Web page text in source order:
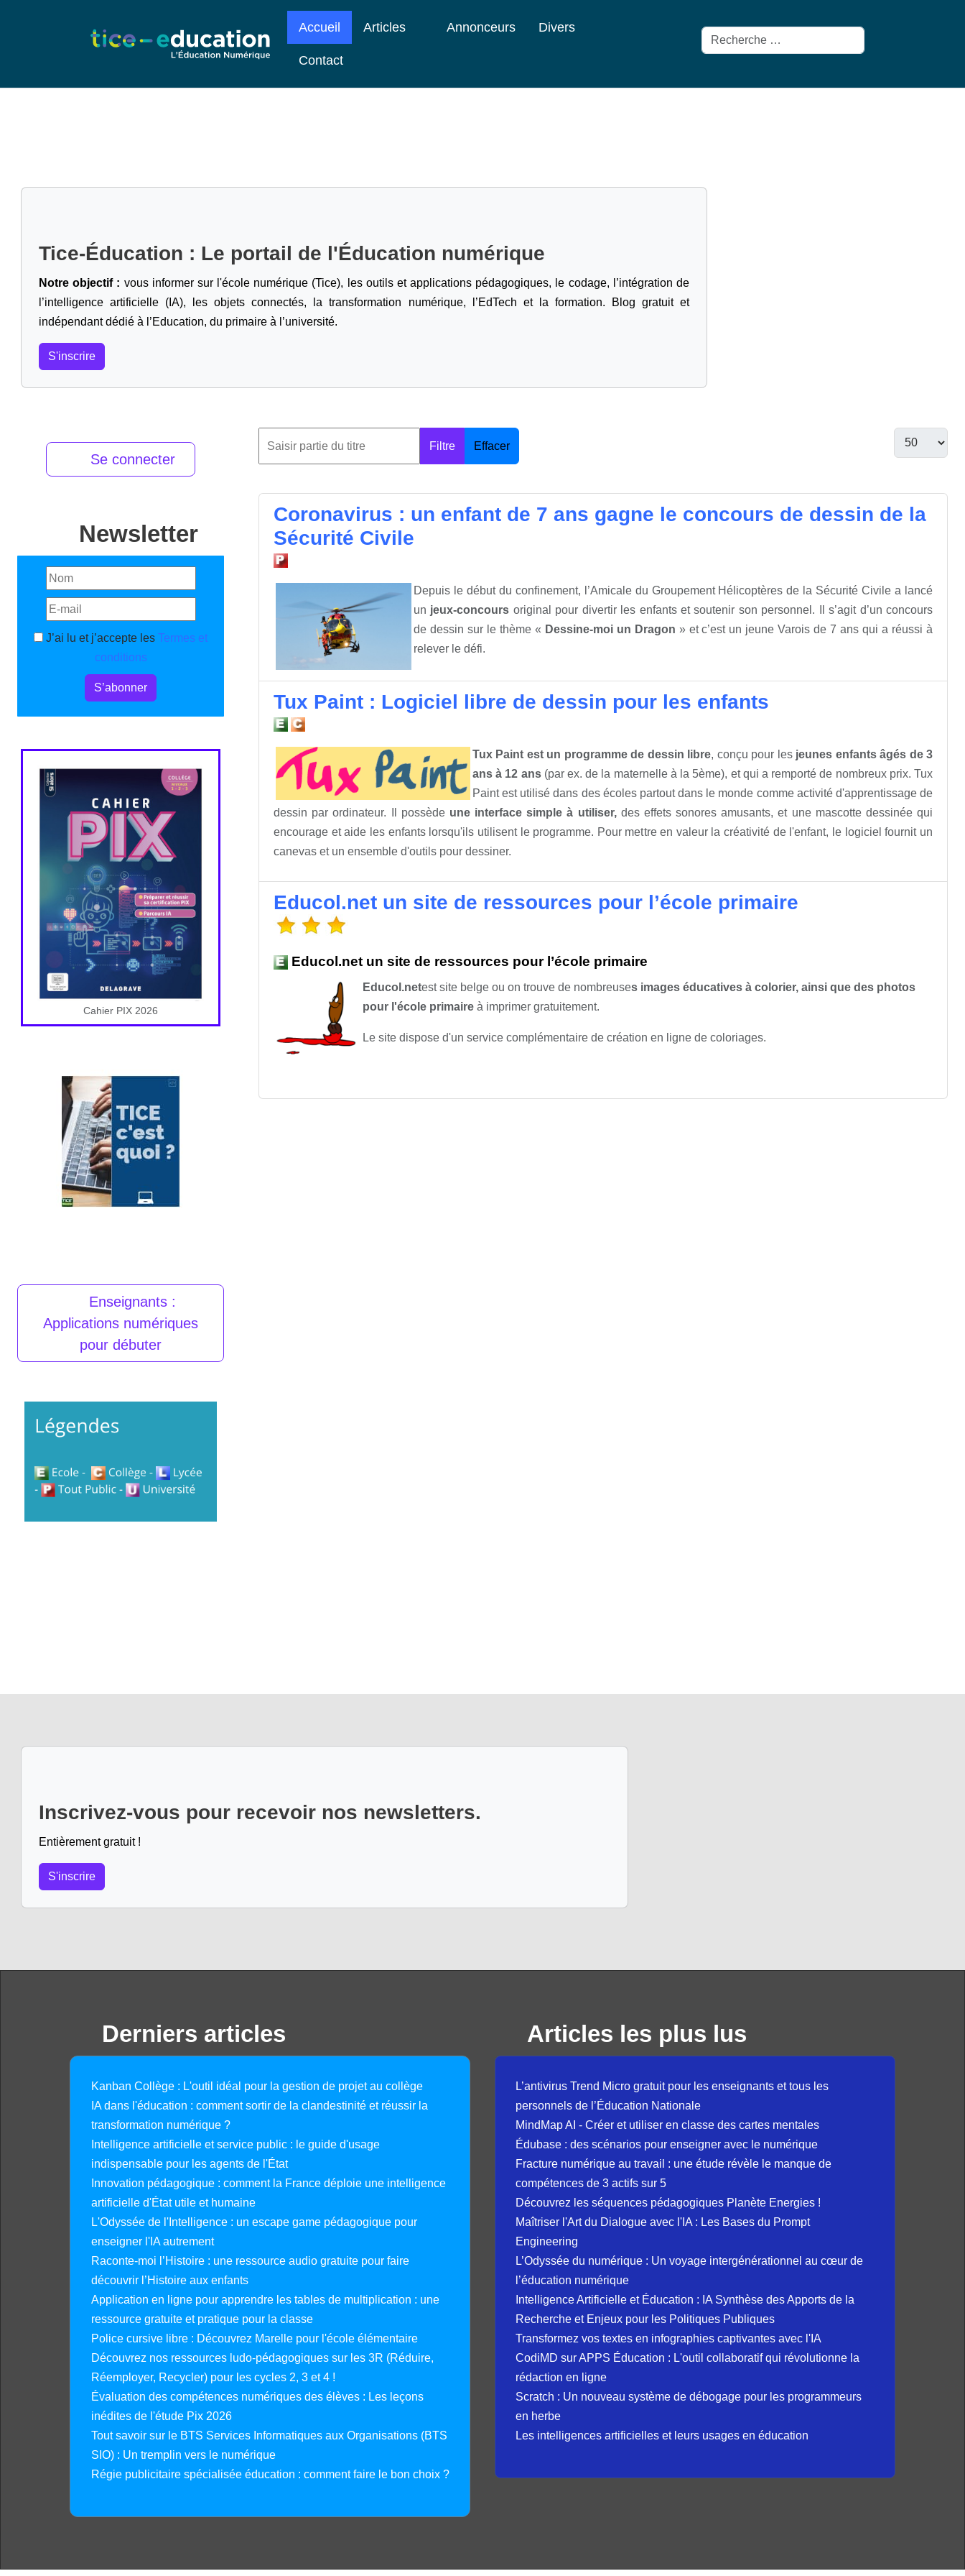
Accueil Articles Annonceurs Divers
Contact
Rechercher
Tice-Éducation : Le portail de l'Éducation numérique
Notre objectif : vous informer sur l'école numérique (Tice), les outils et applications pédagogiques, le codage,
l’intégration de
l’intelligence artificielle (IA), les objets connectés, la transformation numérique, l’EdTech et la formation. Blog gratuit et
indépendant dédié à l’Education, du primaire à l’université.
S'inscrire
Se connecter
Newsletter
J’ai lu et j’accepte les Termes et
conditions
S’abonner
Cahier PIX 2026
Enseignants :
Applications numériques
pour débuter
Filtre Effacer
Coronavirus : un enfant de 7 ans gagne le concours de dessin de la
Sécurité Civile
Depuis le début du confinement, l’Amicale du Groupement Hélicoptères de la Sécurité Civile a lancé
un jeux-concours original pour divertir les enfants et soutenir son personnel. Il s’agit d’un concours
de dessin sur le thème « Dessine-moi un Dragon » et c’est un jeune Varois de 7 ans qui a réussi à
relever le défi.
Tux Paint : Logiciel libre de dessin pour les enfants
Tux Paint est un programme de dessin libre, conçu pour les jeunes enfants âgés de 3
ans à 12 ans(par ex. de la maternelle à la 5ème), et qui a remporté de nombreux prix. Tux
Paint est utilisé dans des écoles partout dans le monde comme activité d'apprentissage de
dessin par ordinateur. Il possède une interface simple à utiliser,des effets sonores amusants, et une mascotte dessinée qui
encourage et aide les enfants lorsqu'ils utilisent le programme. Pour mettre en valeur la créativité de l'enfant, le logiciel fournit un
canevas et un ensemble d'outils pour dessiner.
Educol.net un site de ressources pour l’école primaire
Educol.net un site de ressources pour l’école primaire
Educol.netest site belge ou on trouve de nombreuses images éducatives à colorier, ainsi que des photos
pour l'école primaire à imprimer gratuitement.
Le site dispose d'un service complémentaire de création en ligne de coloriages.
Inscrivez-vous pour recevoir nos newsletters.
Entièrement gratuit !
S'inscrire
Derniers articles
Kanban Collège : L'outil idéal pour la gestion de projet au collège
IA dans l'éducation : comment sortir de la clandestinité et réussir la
transformation numérique ?
Intelligence artificielle et service public : le guide d'usage
indispensable pour les agents de l'État
Innovation pédagogique : comment la France déploie une intelligence
artificielle d'État utile et humaine
L'Odyssée de l'Intelligence : un escape game pédagogique pour
enseigner l'IA autrement
Raconte-moi l’Histoire : une ressource audio gratuite pour faire
découvrir l’Histoire aux enfants
Application en ligne pour apprendre les tables de multiplication : une
ressource gratuite et pratique pour la classe
Police cursive libre : Découvrez Marelle pour l'école élémentaire
Découvrez nos ressources ludo-pédagogiques sur les 3R (Réduire,
Réemployer, Recycler) pour les cycles 2, 3 et 4 !
Évaluation des compétences numériques des élèves : Les leçons
inédites de l'étude Pix 2026
Tout savoir sur le BTS Services Informatiques aux Organisations (BTS
SIO) : Un tremplin vers le numérique
Régie publicitaire spécialisée éducation : comment faire le bon choix ?
Articles les plus lus
L’antivirus Trend Micro gratuit pour les enseignants et tous les
personnels de l’Éducation Nationale
MindMap AI - Créer et utiliser en classe des cartes mentales
Édubase : des scénarios pour enseigner avec le numérique
Fracture numérique au travail : une étude révèle le manque de
compétences de 3 actifs sur 5
Découvrez les séquences pédagogiques Planète Energies !
Maîtriser l'Art du Dialogue avec l'IA : Les Bases du Prompt
Engineering
L’Odyssée du numérique : Un voyage intergénérationnel au cœur de
l’éducation numérique
Intelligence Artificielle et Éducation : IA Synthèse des Apports de la
Recherche et Enjeux pour les Politiques Publiques
Transformez vos textes en infographies captivantes avec l'IA
CodiMD sur APPS Éducation : L'outil collaboratif qui révolutionne la
rédaction en ligne
Scratch : Un nouveau système de débogage pour les programmeurs
en herbe
Les intelligences artificielles et leurs usages en éducation